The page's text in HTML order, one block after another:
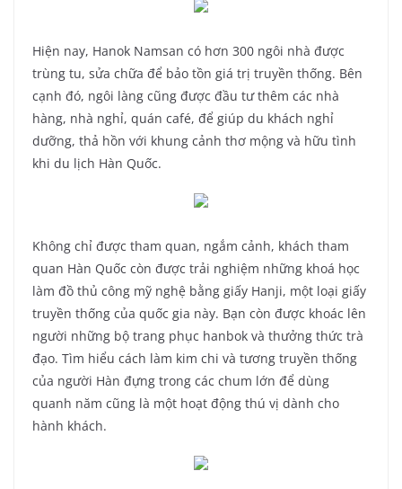
Hiện nay, Hanok Namsan có hơn 300 ngôi nhà được
trùng tu, sửa chữa để bảo tồn giá trị truyền thống. Bên
cạnh đó, ngôi làng cũng được đầu tư thêm các nhà
hàng, nhà nghỉ, quán café, để giúp du khách nghỉ
dưỡng, thả hồn với khung cảnh thơ mộng và hữu tình
khi du lịch Hàn Quốc.
Không chỉ được tham quan, ngắm cảnh, khách tham
quan Hàn Quốc còn được trải nghiệm những khoá học
làm đồ thủ công mỹ nghệ bằng giấy Hanji, một loại giấy
truyền thống của quốc gia này. Bạn còn được khoác lên
người những bộ trang phục hanbok và thưởng thức trà
đạo. Tìm hiểu cách làm kim chi và tương truyền thống
của người Hàn đựng trong các chum lớn để dùng
quanh năm cũng là một hoạt động thú vị dành cho
hành khách.